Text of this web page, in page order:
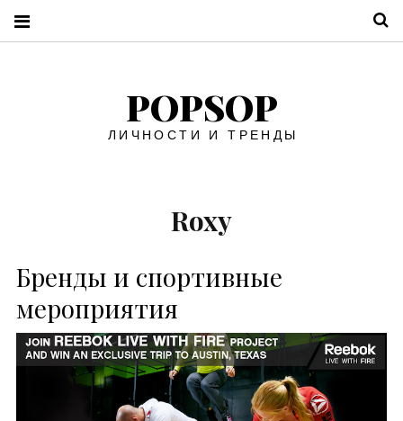
POPSOP
ЛИЧНОСТИ И ТРЕНДЫ
Roxy
Бренды и спортивные
мероприятия